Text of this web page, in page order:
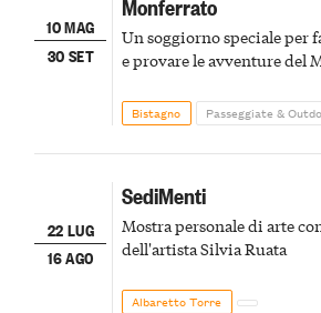
10 MAG
30 SET
Un soggiorno speciale per
e provare le avventure del
Bistagno Passeggiate &
22 LUG
16 AGO
SediMenti
Mostra personale di arte
dell'artista Silvia Ruata
Albaretto Torre